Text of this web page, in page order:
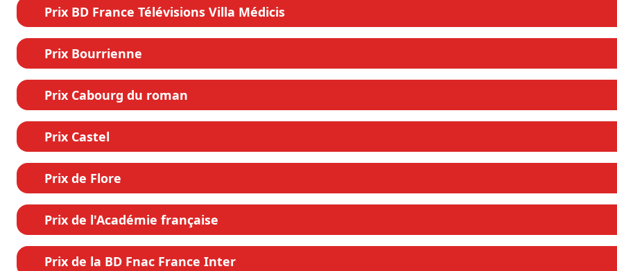
Prix BD France Télévisions Villa Médicis
Prix Bourrienne
Prix Cabourg du roman
Prix Castel
Prix de Flore
Prix de l'Académie française
Prix de la BD Fnac France Inter